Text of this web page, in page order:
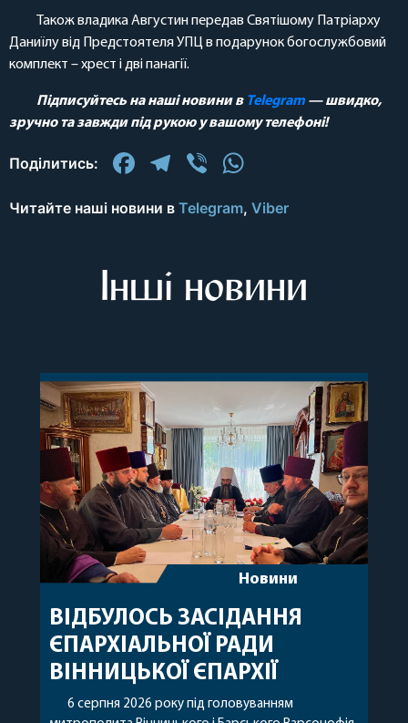
Також владика Августин передав Святішому Патріарху
Даниїлу від Предстоятеля УПЦ в подарунок богослужбовий
комплект – хрест і дві панагії.
Підписуйтесь на наші новини в Telegram — швидко,
зручно та завжди під рукою у вашому телефоні!
Поділитись: Facebook
Telegram
Viber
Читайте наші новини в Telegram, Viber
Інші новини
Новини
ВІДБУЛОСЬ ЗАСІДАННЯ
ЄПАРХІАЛЬНОЇ РАДИ
ВІННИЦЬКОЇ ЄПАРХІЇ
6 серпня 2026 року під головуванням